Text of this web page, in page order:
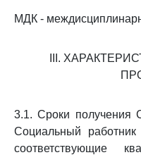
МДК -
III.
3.1. Сроки получения
Социальный
соответствующие